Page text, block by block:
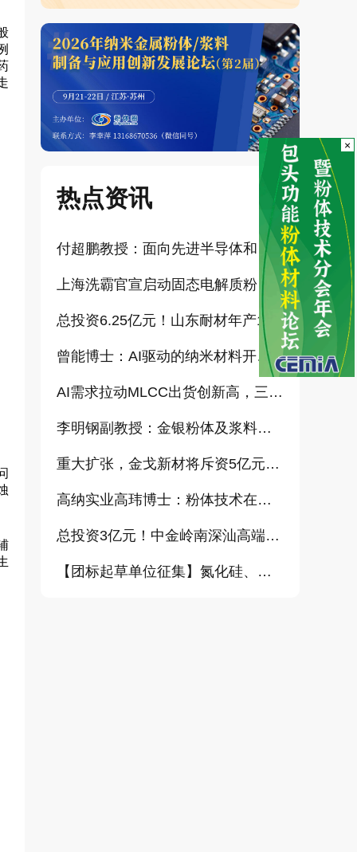
热点资讯
付超鹏教授：面向先进半导体和大健康产业的高纯超细氧化铝研发（报告）
上海洗霸官宣启动固态电解质粉体产业化项目
曾能博士：AI驱动的纳米材料开发新范式技术研究及基地建设（报告）
AI需求拉动MLCC出货创新高，三星、太阳诱电相继涨价
李明钢副教授：金银粉体及浆料增值化路径探讨（报告）
重大扩张，金戈新材将斥资5亿元打造“功能性粉体新材料智能制造基地”
高纳实业高玮博士：粉体技术在电池材料工业中的进展与需求（报告）
总投资3亿元！中金岭南深汕高端金属复合材料扩产项目正式开工
【团标起草单位征集】氮化硅、金刚石、碳化铪、氧化铝等
×